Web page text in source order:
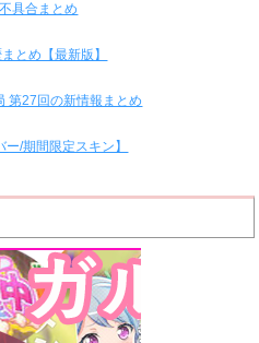
具合まとめ
とめ【最新版】
第27回の新情報まとめ
/期間限定スキン】